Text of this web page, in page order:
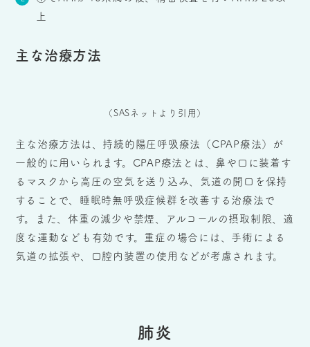
上
主な治療方法
（SASネットより引用）
主な治療方法は、持続的陽圧呼吸療法（CPAP療法）が
一般的に用いられます。CPAP療法とは、鼻や口に装着す
るマスクから高圧の空気を送り込み、気道の開口を保持
することで、睡眠時無呼吸症候群を改善する治療法で
す。また、体重の減少や禁煙、アルコールの摂取制限、適
度な運動なども有効です。重症の場合には、手術による
気道の拡張や、口腔内装置の使用などが考慮されます。
肺炎